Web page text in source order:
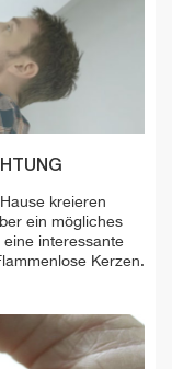
kreieren
ein mögliches
interessante
Kerzen.